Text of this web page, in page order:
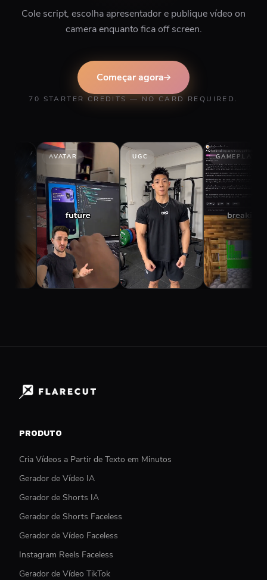
Cole script, escolha apresentador e publique vídeo on
camera enquanto fica off screen.
Começar agora
70 STARTER CREDITS — NO CARD REQUIRED.
AVATAR UGC GAMEPLAY
PRODUTO
Cria Vídeos a Partir de Texto em Minutos
Gerador de Vídeo IA
Gerador de Shorts IA
Gerador de Shorts Faceless
Gerador de Vídeo Faceless
Instagram Reels Faceless
Gerador de Vídeo TikTok